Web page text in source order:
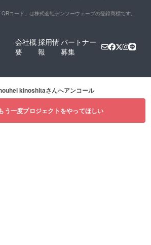
「QRコード」は株式会社デンソーウェーブの登録商標です。
会社概
要
採用情
報
パートナー
募集
kinoshitaさんへアンコール
う一度プロジェクトをやってほしい